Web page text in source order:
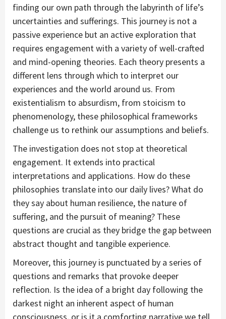
finding our own path through the labyrinth of life’s
uncertainties and sufferings. This journey is not a
passive experience but an active exploration that
requires engagement with a variety of well-crafted
and mind-opening theories. Each theory presents a
different lens through which to interpret our
experiences and the world around us. From
existentialism to absurdism, from stoicism to
phenomenology, these philosophical frameworks
challenge us to rethink our assumptions and beliefs.
The investigation does not stop at theoretical
engagement. It extends into practical
interpretations and applications. How do these
philosophies translate into our daily lives? What do
they say about human resilience, the nature of
suffering, and the pursuit of meaning? These
questions are crucial as they bridge the gap between
abstract thought and tangible experience.
Moreover, this journey is punctuated by a series of
questions and remarks that provoke deeper
reflection. Is the idea of a bright day following the
darkest night an inherent aspect of human